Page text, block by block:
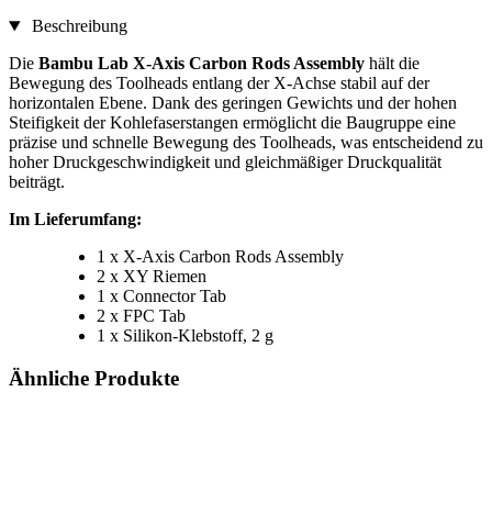
Beschreibung
Die Bambu Lab X-Axis Carbon Rods Assembly hält die
Bewegung des Toolheads entlang der X-Achse stabil auf der
horizontalen Ebene. Dank des geringen Gewichts und der hohen
Steifigkeit der Kohlefaserstangen ermöglicht die Baugruppe eine
präzise und schnelle Bewegung des Toolheads, was entscheidend zu
hoher Druckgeschwindigkeit und gleichmäßiger Druckqualität
beiträgt.
Im Lieferumfang:
1 x X-Axis Carbon Rods Assembly
2 x XY Riemen
1 x Connector Tab
2 x FPC Tab
1 x Silikon-Klebstoff, 2 g
Ähnliche Produkte